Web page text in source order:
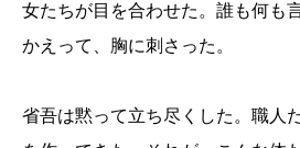
女たちが目を合わせた。誰も何も
かえって、胸に刺さった。
省吾は黙って立ち尽くした。職人